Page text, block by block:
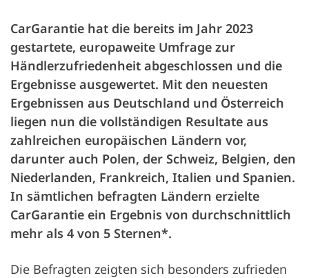
превозното средство
Сервизно обслужване и
помощ
Партньори
Притежател на превозното
Фирма
CarGarantie hat die bereits im Jahr 2023
gestartete, europaweite Umfrage zur
Händlerzufriedenheit abgeschlossen und die
Ergebnisse ausgewertet. Mit den neuesten
Ergebnissen aus Deutschland und Österreich
liegen nun die vollständigen Resultate aus
zahlreichen europäischen Ländern vor,
darunter auch Polen, der Schweiz, Belgien, den
Niederlanden, Frankreich, Italien und Spanien.
In sämtlichen befragten Ländern erzielte
CarGarantie ein Ergebnis von durchschnittlich
mehr als 4 von 5 Sternen*.
Die Befragten zeigten sich besonders zufrieden